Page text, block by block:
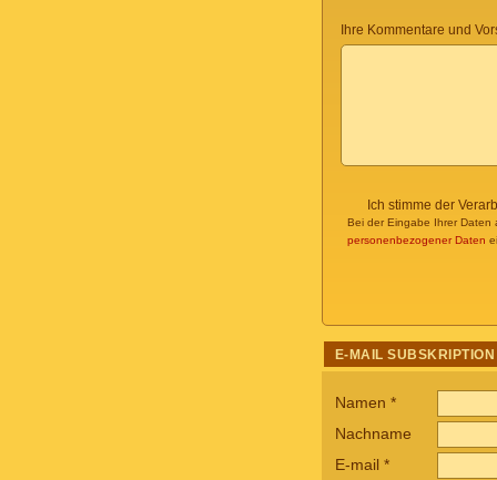
Ihre Kommentare und
Ich stimme der
Bei der Eingabe Ihrer Daten
personenbezogener Daten
E-MAIL SUBSKRIPTION
Namen *
Nachname
E-mail *